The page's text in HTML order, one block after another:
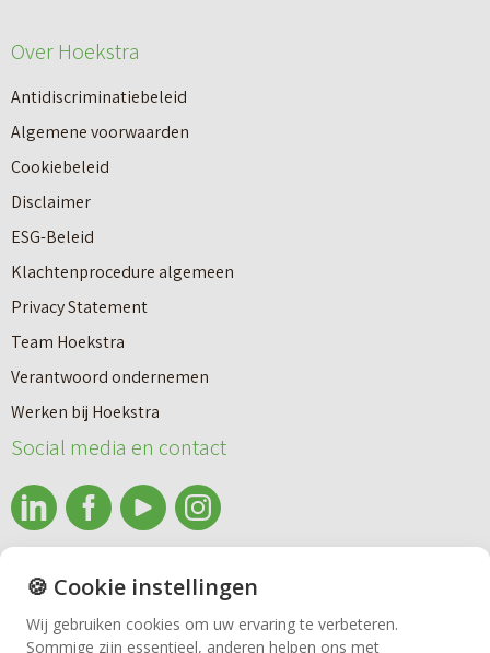
Nieuwbouw
Huren
Bedrijfsmakelaardij
n
n
a
a
r
e
e
n
n
i
e
u
o
w
e
u
Over Hoekstra
Antidiscriminatiebeleid
Algemene voorwaarden
Cookiebeleid
Disclaimer
ESG-Beleid
Klachtenprocedure algemeen
Privacy Statement
Team Hoekstra
Verantwoord ondernemen
Werken bij Hoekstra
Social media en contact
info@makelaardijhoekstra.nl
Alle contactgegevens
🍪 Cookie instellingen
Wij gebruiken cookies om uw ervaring te verbeteren.
Sommige zijn essentieel, anderen helpen ons met